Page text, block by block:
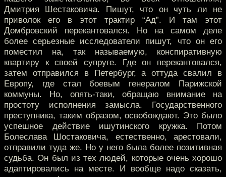
Дмитрия Шестаковича. Пишут, что он чуть ли не
приволок его в этот трактир “Ад”. И там этот
Домбровский перекантовался. Но на самом деле
более серьезные исследователи пишут, что он его
поместил на, так называемую, конспиративную
квартиру к своей супруге. Где он перекантовался,
затем отправился в Петербург, а оттуда свалил в
Европу, где стал боевым генералом Парижской
коммуны. Но, опять-таки, обращаю внимание на
простоту исполнения замысла. Государственного
преступника, таким образом, освобождают. Это было
успешное действие ишутинского кружка. Потом
Болеслава Шостаковича, естественно, арестовали,
отправили туда же. Но у него была более позитивная
судьба. Он был из тех людей, которые очень хорошо
адаптировались на месте. И вообще надо сказать,